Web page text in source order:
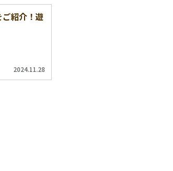
ご紹介！遊
2024.11.28